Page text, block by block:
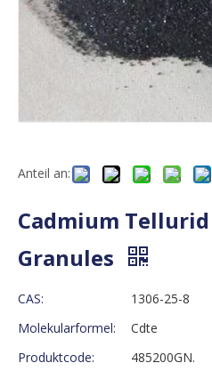
Anteil an:
Cadmium Tellurid
Granules
CAS:
1306-25-8
Molekularformel:
Cdte
Produktcode:
485200GN.